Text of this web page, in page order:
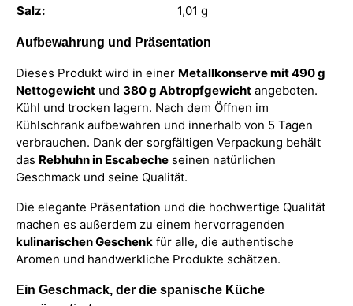
Salz:
1,01 g
Aufbewahrung und Präsentation
Dieses Produkt wird in einer Metallkonserve mit 490 g
Nettogewicht und 380 g Abtropfgewicht angeboten.
Kühl und trocken lagern. Nach dem Öffnen im
Kühlschrank aufbewahren und innerhalb von 5 Tagen
verbrauchen. Dank der sorgfältigen Verpackung behält
das Rebhuhn in Escabeche seinen natürlichen
Geschmack und seine Qualität.
Die elegante Präsentation und die hochwertige Qualität
machen es außerdem zu einem hervorragenden
kulinarischen Geschenk für alle, die authentische
Aromen und handwerkliche Produkte schätzen.
Ein Geschmack, der die spanische Küche